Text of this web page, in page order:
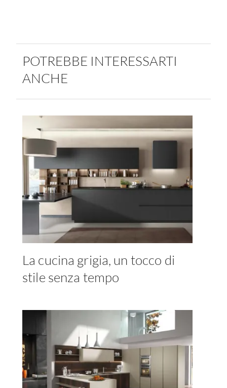
POTREBBE INTERESSARTI
ANCHE
La cucina grigia, un tocco di
stile senza tempo